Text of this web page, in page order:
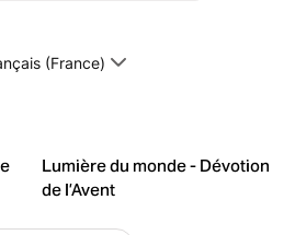
(France)
Lumière du monde - Dévotion
de l’Avent